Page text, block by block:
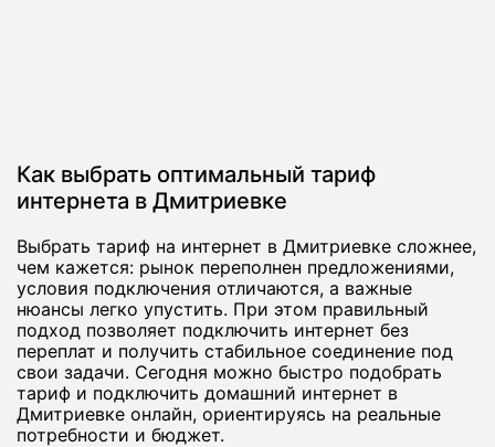
Как выбрать оптимальный тариф
интернета в Дмитриевке
Выбрать тариф на интернет в Дмитриевке сложнее,
чем кажется: рынок переполнен предложениями,
условия подключения отличаются, а важные
нюансы легко упустить. При этом правильный
подход позволяет подключить интернет без
переплат и получить стабильное соединение под
свои задачи. Сегодня можно быстро подобрать
тариф и подключить домашний интернет в
Дмитриевке онлайн, ориентируясь на реальные
потребности и бюджет.